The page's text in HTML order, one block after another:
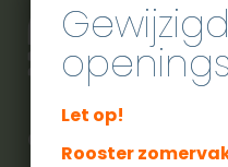
City Sport
Let op!
Rooster